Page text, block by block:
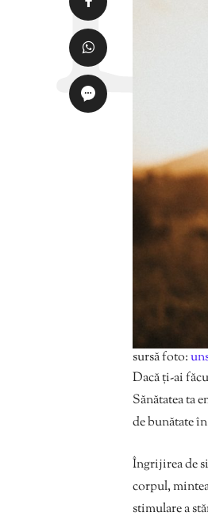
sursă foto:
Dacă ți-ai
Sănătatea ta
de bunătate
Îngrijirea de
corpul,
stimulare a